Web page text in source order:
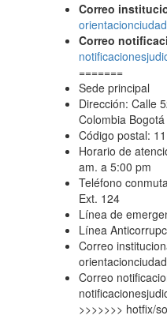
Correo
Correo
=======
Sede principal
Dirección: Calle
Colombia
Código postal:
Horario de
am. a 5:00 pm
Teléfono
Ext. 124
Línea de
Línea
Correo
Correo
>>>>>>> hotfix/